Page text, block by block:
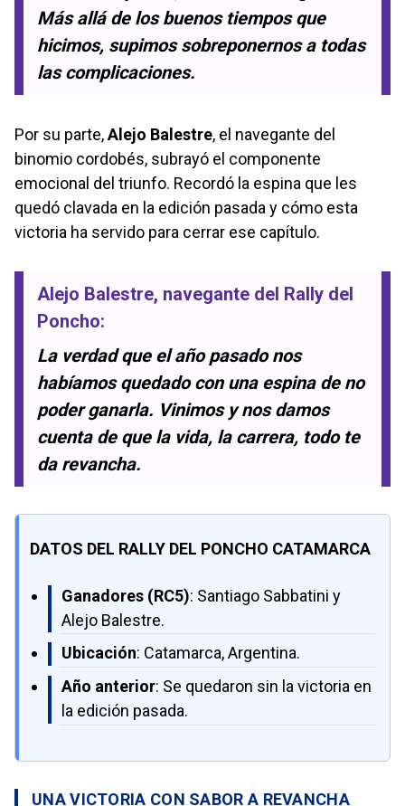
Más allá de los buenos tiempos que
hicimos, supimos sobreponernos a todas
las complicaciones.
Por su parte,Alejo Balestre, el navegante del
binomio cordobés, subrayó el componente
emocional del triunfo. Recordó la espina que les
quedó clavada en la edición pasada y cómo esta
victoria ha servido para cerrar ese capítulo.
Alejo Balestre, navegante del Rally del
Poncho:
La verdad que el año pasado nos
habíamos quedado con una espina de no
poder ganarla. Vinimos y nos damos
cuenta de que la vida, la carrera, todo te
da revancha.
DATOS DEL RALLY DEL PONCHO CATAMARCA
Ganadores (RC5): Santiago Sabbatini y
Alejo Balestre.
Ubicación: Catamarca, Argentina.
Año anterior: Se quedaron sin la victoria en
la edición pasada.
UNA VICTORIA CON SABOR A REVANCHA